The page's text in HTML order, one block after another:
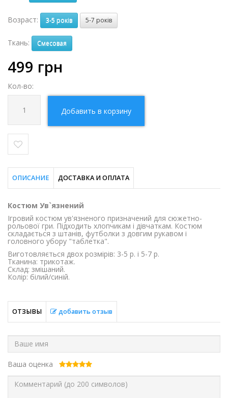
Возраст: 3-5 років 5-7 років
Ткань: Смесовая
499 грн
Кол-во:
Добавить в корзину
ОПИСАНИЕ ДОСТАВКА И ОПЛАТА
Костюм Ув`язнений
Ігровий костюм ув'язненого призначений для сюжетно-
рольової гри. Підходить хлопчикам і дівчаткам. Костюм
складається з штанів, футболки з довгим рукавом і
головного убору "таблетка".
Виготовляється двох розмірів: 3-5 р. і 5-7 р.
Тканина: трикотаж.
Склад: змішаний.
Колір: білий/синій.
ОТЗЫВЫ добавить отзыв
Ваша оценка